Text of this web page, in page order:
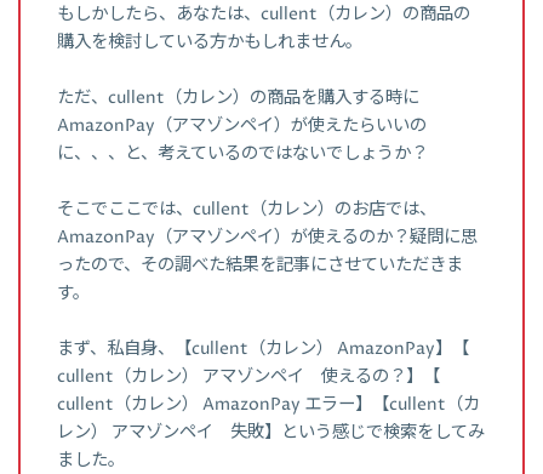
もしかしたら、あなたは、cullent（カレン）の商品の
購入を検討している方かもしれません。
ただ、cullent（カレン）の商品を購入する時に
AmazonPay（アマゾンペイ）が使えたらいいの
に、、、と、考えているのではないでしょうか？
そこでここでは、cullent（カレン）のお店では、
AmazonPay（アマゾンペイ）が使えるのか？疑問に思
ったので、その調べた結果を記事にさせていただきま
す。
まず、私自身、【cullent（カレン） AmazonPay】【
cullent（カレン） アマゾンペイ 使えるの？】【
cullent（カレン） AmazonPay エラー】【cullent（カ
レン） アマゾンペイ 失敗】という感じで検索をしてみ
ました。